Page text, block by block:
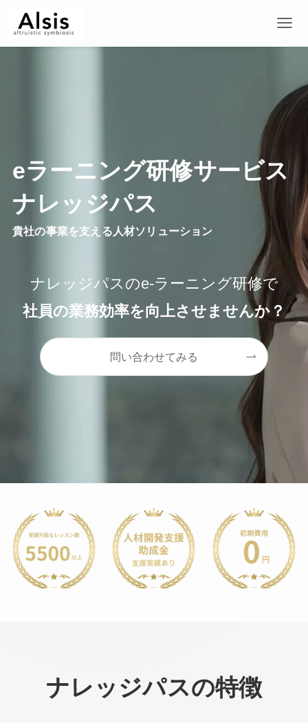
eラーニング研修サービス
ナレッジパス
貴社の事業を支える人材ソリューション
ナレッジパスのe-ラーニング研修で
社員の業務効率を向上させませんか？
問い合わせてみる
ナレッジパスの特徴